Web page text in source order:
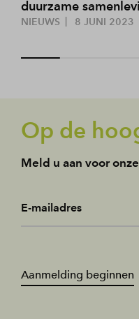
duurzame
NIEUWS 8 JUNI 2023
Op de
Meld u aan voor
E-mailadres
Aanmelding beginnen